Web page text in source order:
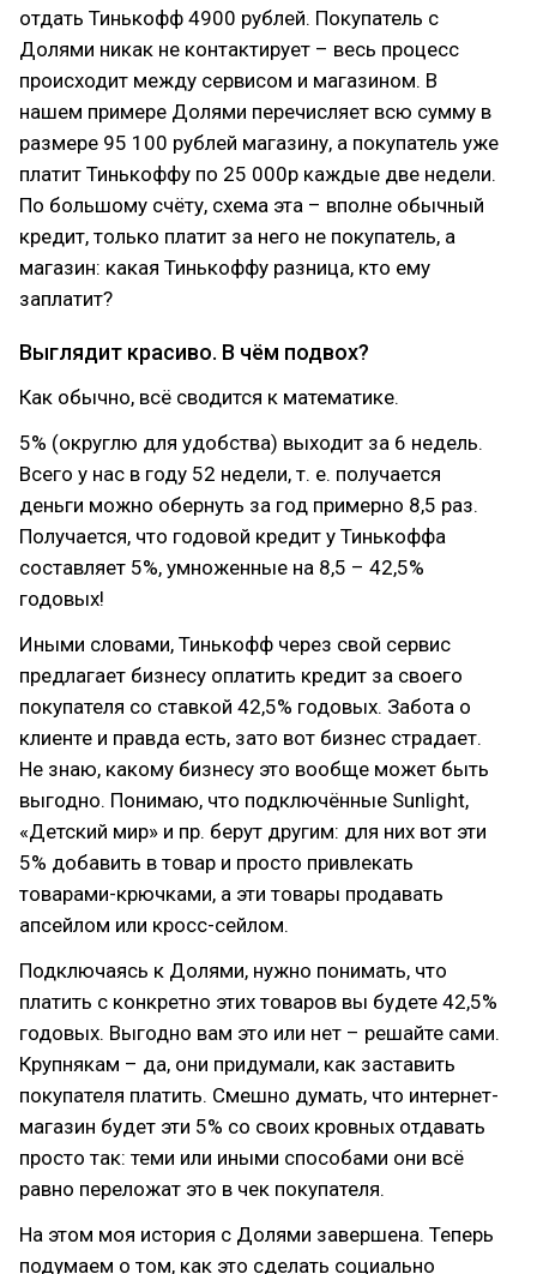
отдать Тинькофф 4900 рублей. Покупатель с
Долями никак не контактирует – весь процесс
происходит между сервисом и магазином. В
нашем примере Долями перечисляет всю сумму в
размере 95 100 рублей магазину, а покупатель уже
платит Тинькоффу по 25 000р каждые две недели.
По большому счёту, схема эта – вполне обычный
кредит, только платит за него не покупатель, а
магазин: какая Тинькоффу разница, кто ему
заплатит?
Выглядит красиво. В чём подвох?
Как обычно, всё сводится к математике.
5% (округлю для удобства) выходит за 6 недель.
Всего у нас в году 52 недели, т. е. получается
деньги можно обернуть за год примерно 8,5 раз.
Получается, что годовой кредит у Тинькоффа
составляет 5%, умноженные на 8,5 – 42,5%
годовых!
Иными словами, Тинькофф через свой сервис
предлагает бизнесу оплатить кредит за своего
покупателя со ставкой 42,5% годовых. Забота о
клиенте и правда есть, зато вот бизнес страдает.
Не знаю, какому бизнесу это вообще может быть
выгодно. Понимаю, что подключённые Sunlight,
«Детский мир» и пр. берут другим: для них вот эти
5% добавить в товар и просто привлекать
товарами-крючками, а эти товары продавать
апсейлом или кросс-сейлом.
Подключаясь к Долями, нужно понимать, что
платить с конкретно этих товаров вы будете 42,5%
годовых. Выгодно вам это или нет – решайте сами.
Крупнякам – да, они придумали, как заставить
покупателя платить. Смешно думать, что интернет-
магазин будет эти 5% со своих кровных отдавать
просто так: теми или иными способами они всё
равно переложат это в чек покупателя.
На этом моя история с Долями завершена. Теперь
подумаем о том, как это сделать социально